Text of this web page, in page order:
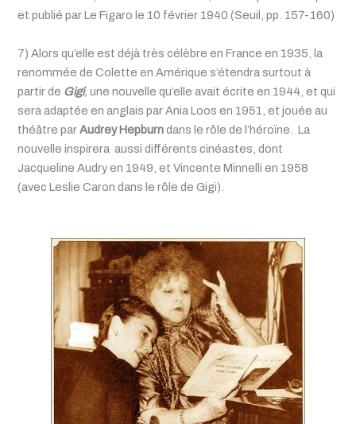
et publié par Le Figaro le 10 février 1940 (Seuil, pp. 157-160)
7) Alors qu’elle est déjà très célèbre en France en 1935, la
renommée de Colette en Amérique s’étendra surtout à
partir de Gigi, une nouvelle qu’elle avait écrite en 1944, et qui
sera adaptée en anglais par Ania Loos en 1951, et jouée au
théâtre parAudrey Hepburndans le rôle de l’héroïne. La
nouvelle inspirera aussi différents cinéastes, dont
Jacqueline Audry en 1949, et Vincente Minnelli en 1958
(avec Leslie Caron dans le rôle de Gigi).